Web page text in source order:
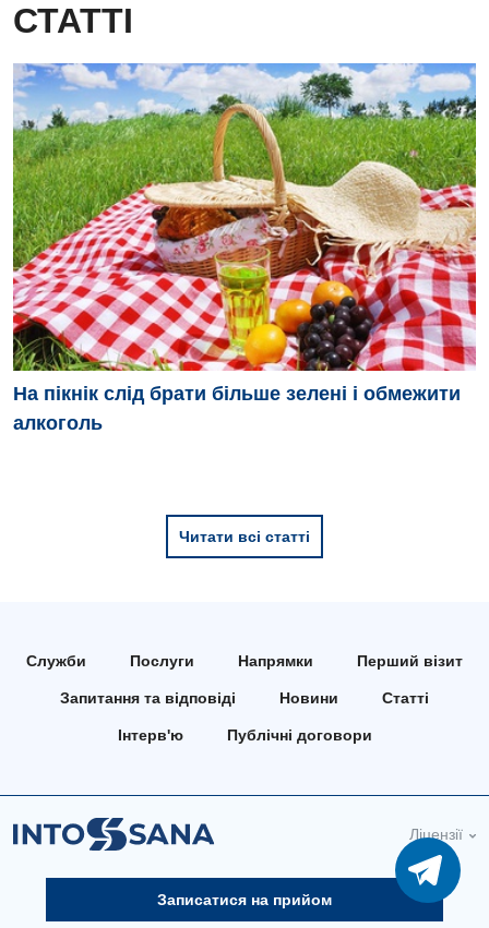
СТАТТІ
На пікнік слід брати більше зелені і обмежити
алкоголь
Читати всі статті
Служби Послуги Напрямки Перший візит
Запитання та відповіді Новини Статті
Інтерв'ю Публічні договори
Ліцензії
Записатися на прийом